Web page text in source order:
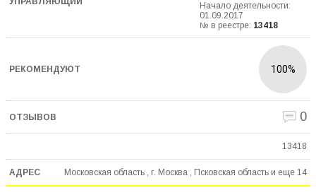
Начало деятельности:
01.09.2017
№ в реестре: 13418
100%
0
13418
Московская область , г. Москва , Псковская область и еще 14